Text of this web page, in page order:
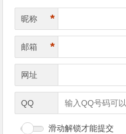
昵称 *
邮箱 *
网址
QQ
滑动解锁才能提交